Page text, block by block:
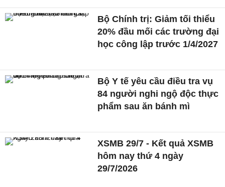
Bộ Chính trị: Giảm tối thiểu
20% đầu mối các trường đại
học công lập trước 1/4/2027
Bộ Y tế yêu cầu điều tra vụ
84 người nghi ngộ độc thực
phẩm sau ăn bánh mì
XSMB 29/7 - Kết quả XSMB
hôm nay thứ 4 ngày
29/7/2026